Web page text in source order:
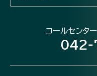
コールセンター
042-